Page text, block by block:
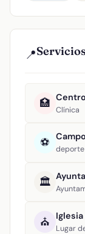
📍
🏥 Clínica
⚽ deporte
🏛️
⛪ Lugar